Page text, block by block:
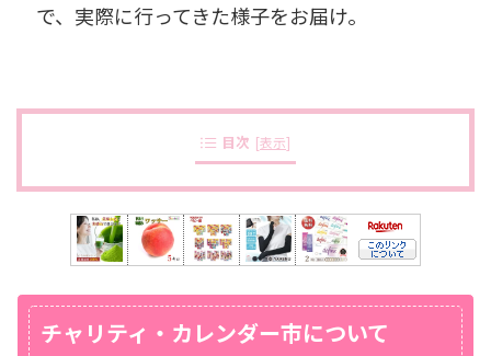
で、実際に行ってきた様子をお届け。
目次 [表示]
チャリティ・カレンダー市について